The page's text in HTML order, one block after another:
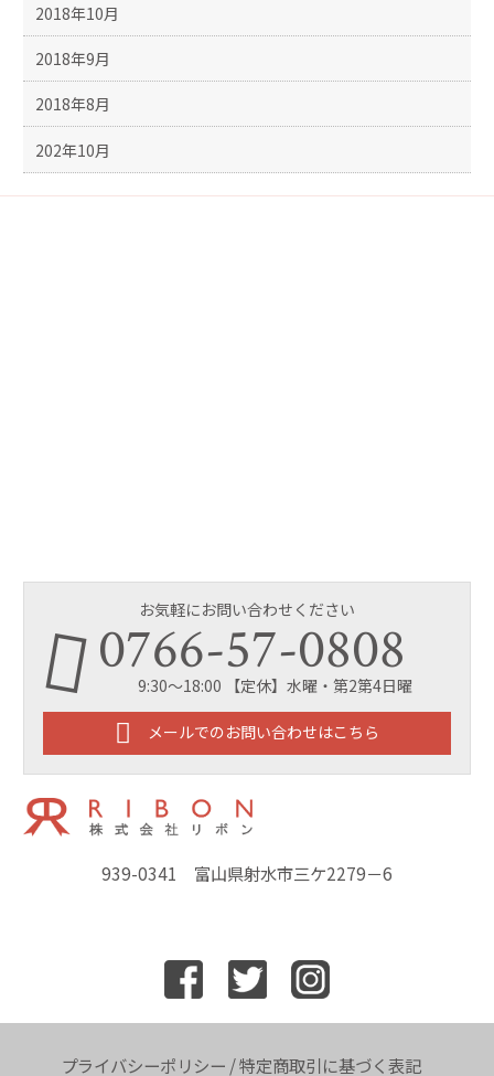
2018年10月
2018年9月
2018年8月
202年10月
939-0341 富山県射水市三ケ2279－6
お気軽にお問い合わせください
0766-57-0808
9:30～18:00 【定休】水曜・第2第4日曜
メールでのお問い合わせはこちら
プライバシーポリシー /特定商取引に基づく表記